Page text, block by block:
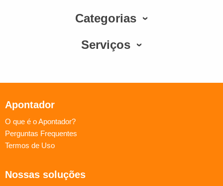
Categorias
Serviços
Apontador
O que é o Apontador?
Perguntas Frequentes
Termos de Uso
Nossas soluções